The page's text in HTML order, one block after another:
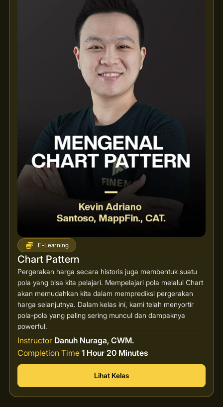
E-Learning
Chart Pattern
Pergerakan harga secara historis juga membentuk suatu
pola yang bisa kita pelajari. Mempelajari pola melalui Chart
akan memudahkan kita dalam memprediksi pergerakan
harga selanjutnya. Dalam kelas ini, kami telah menyortir
pola-pola yang paling sering muncul dan dampaknya
powerful.
Instructor Danuh Nuraga, CWM.
Completion Time 1 Hour 20 Minutes
Lihat Kelas